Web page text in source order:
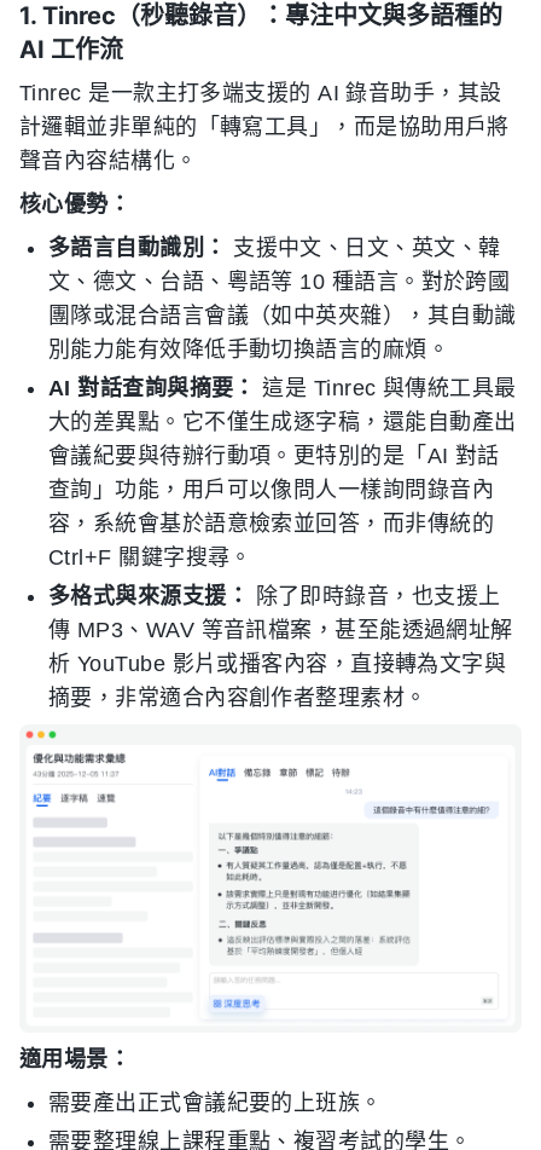
1. Tinrec（秒聽錄音）：專注中文與多語種的
AI 工作流
Tinrec 是一款主打多端支援的 AI 錄音助手，其設
計邏輯並非單純的「轉寫工具」，而是協助用戶將
聲音內容結構化。
核心優勢：
多語言自動識別：
支援中文、日文、英文、韓
文、德文、台語、粵語等 10 種語言。對於跨國
團隊或混合語言會議（如中英夾雜），其自動識
別能力能有效降低手動切換語言的麻煩。
AI 對話查詢與摘要：
這是 Tinrec 與傳統工具最
大的差異點。它不僅生成逐字稿，還能自動產出
會議紀要與待辦行動項。更特別的是「AI 對話
查詢」功能，用戶可以像問人一樣詢問錄音內
容，系統會基於語意檢索並回答，而非傳統的
Ctrl+F 關鍵字搜尋。
多格式與來源支援：
除了即時錄音，也支援上
傳 MP3、WAV 等音訊檔案，甚至能透過網址解
析 YouTube 影片或播客內容，直接轉為文字與
摘要，非常適合內容創作者整理素材。
適用場景：
需要產出正式會議紀要的上班族。
需要整理線上課程重點、複習考試的學生。